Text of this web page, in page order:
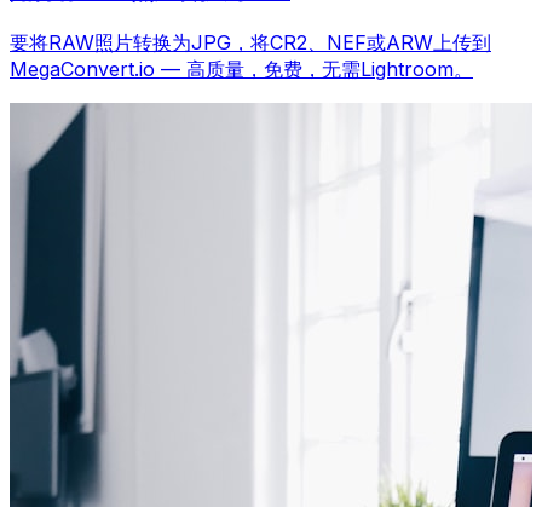
要将RAW照片转换为JPG，将CR2、NEF或ARW上传到
MegaConvert.io — 高质量，免费，无需Lightroom。